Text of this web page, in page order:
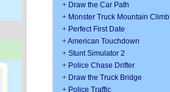
+ Draw the Car Path
+ Monster Truck Mountain Climb
+ Perfect First Date
+American Touchdown
+ Stunt Simulator 2
+ Police Chase Drifter
+ Draw the Truck Bridge
+ Police Traffic